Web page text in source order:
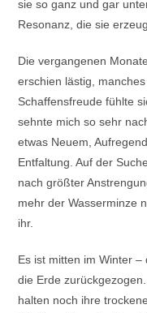
sie so ganz und gar
Resonanz, die sie
Die vergangenen
erschien lästig,
Schaffensfreude fühlte
sehnte mich so sehr
etwas Neuem,
Entfaltung. Auf der
nach größter
mehr der Wasserminze
ihr.
Es ist mitten im Winter
die Erde
halten noch ihre